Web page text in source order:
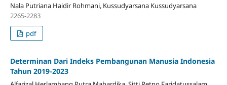
Nala Putriana Haidir Rohmani, Kussudyarsana Kussudyarsana
2265-2283
pdf
Determinan Dari Indeks Pembangunan Manusia Indonesia
Tahun 2019-2023